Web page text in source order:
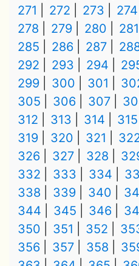
271
272 273 274
278
279 280 281
285
286 287
292
293 294
299
300 301
305
306 307
312
313 314 315
319
320 321
326
327 328
332
333 334
338
339 340
344
345 346
350
351 352
356
357 358